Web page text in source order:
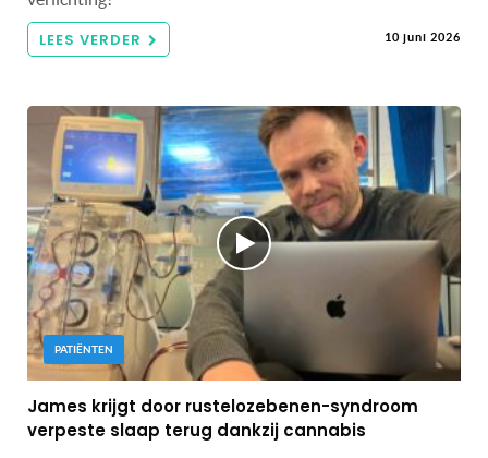
LEES VERDER 10 juni 2026
PATIËNTEN
James krijgt door rustelozebenen-syndroom
verpeste slaap terug dankzij cannabis